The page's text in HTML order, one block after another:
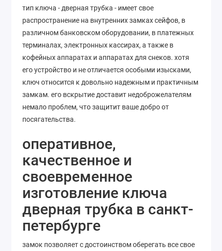
тип ключа - дверная трубка - имеет свое
распространение на внутренних замках сейфов, в
различном банковском оборудовании, в платежных
терминалах, электронных кассирах, а также в
кофейных аппаратах и аппаратах для снеков. хотя
его устройство и не отличается особыми изысками,
ключ относится к довольно надежным и практичным
замкам. его вскрытие доставит недоброжелателям
немало проблем, что защитит ваше добро от
посягательства.
оперативное,
качественное и
своевременное
изготовление ключа
дверная трубка в санкт-
петербурге
замок позволяет с достоинством оберегать все свое